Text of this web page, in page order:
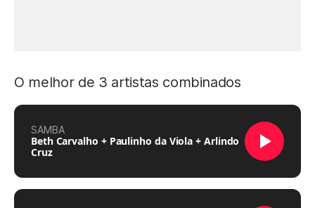
O melhor de 3 artistas combinados
SAMBA
Beth Carvalho + Paulinho da Viola + Arlindo
Cruz